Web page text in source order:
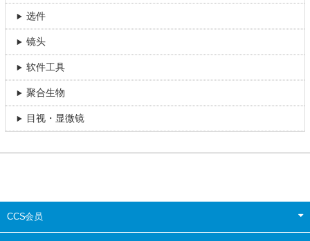
选件
镜头
软件工具
聚合生物
目视・显微镜
CCS会员